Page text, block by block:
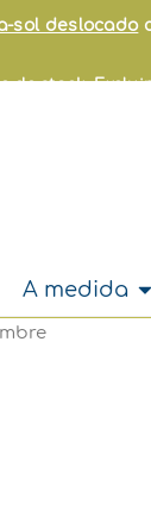
sol deslocado
stock.
A medida